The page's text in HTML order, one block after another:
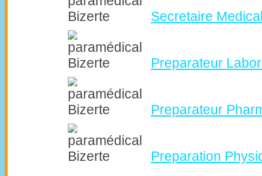
Secretaire
Preparateur
Preparateur
Preparation